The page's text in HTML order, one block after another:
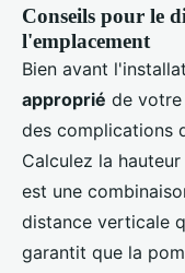
Conseils pour le
l'emplacement
Bien avant
approprié de
des complications
Calculez la
est une
distance verticale
garantit que la